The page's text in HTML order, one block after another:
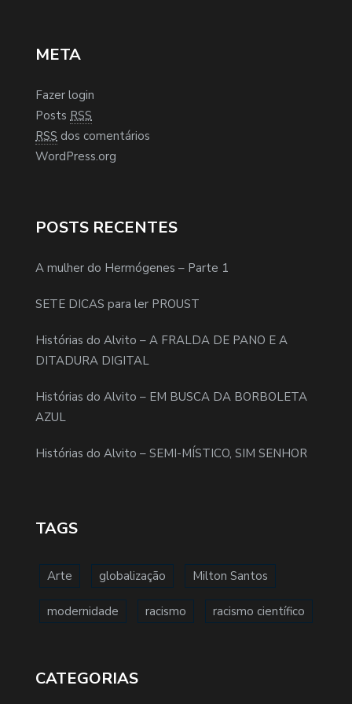
META
Fazer login
Posts RSS
RSS dos comentários
WordPress.org
POSTS RECENTES
A mulher do Hermógenes – Parte 1
SETE DICAS para ler PROUST
Histórias do Alvito – A FRALDA DE PANO E A
DITADURA DIGITAL
Histórias do Alvito – EM BUSCA DA BORBOLETA
AZUL
Histórias do Alvito – SEMI-MÍSTICO, SIM SENHOR
TAGS
Arte globalização Milton Santos
modernidade racismo racismo científico
CATEGORIAS